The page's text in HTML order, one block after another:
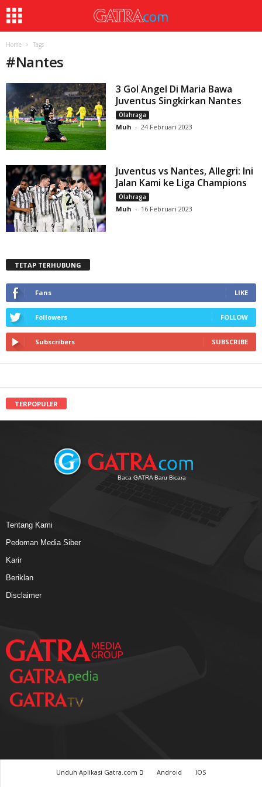
Home Tags
#Nantes
3 Gol Angel Di Maria Bawa
Juventus Singkirkan Nantes
Olahraga
Muh - 24 Februari 2023
Juventus vs Nantes, Allegri: Ini
Jalan Kami ke Liga Champions
Olahraga
Muh - 16 Februari 2023
TETAP TERHUBUNG
Fans LIKE
Followers FOLLOW
Subscribers SUBSCRIBE
TERPOPULER
Baca GATRA Baru Bicara
Tentang Kami
Pedoman Media Siber
Karir
Beriklan
Disclaimer
Unduh Aplikasi Gatra.com Android
IOS